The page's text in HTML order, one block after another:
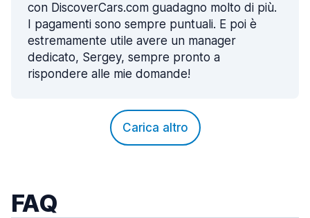
con DiscoverCars.com guadagno molto di più.
I pagamenti sono sempre puntuali. E poi è
estremamente utile avere un manager
dedicato, Sergey, sempre pronto a
rispondere alle mie domande!
Carica altro
FAQ